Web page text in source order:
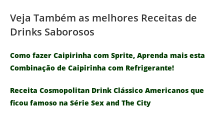
Veja Também as melhores Receitas de
Drinks Saborosos
Como fazer Caipirinha com Sprite, Aprenda mais esta
Combinação de Caipirinha com Refrigerante!
Receita Cosmopolitan Drink Clássico Americanos que
ficou famoso na Série Sex and The City